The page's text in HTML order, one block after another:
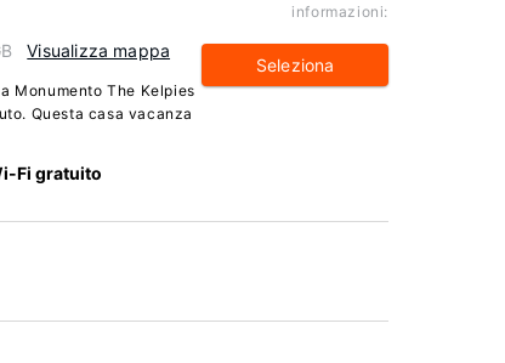
Visualizza mappa
Monumento The Kelpies
Questa casa vacanza
Fi gratuito
informazioni:
Seleziona